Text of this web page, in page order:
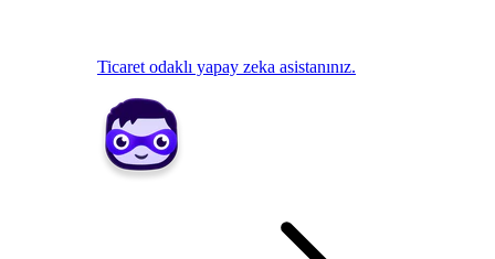
Ticaret odaklı yapay zeka asistanınız.